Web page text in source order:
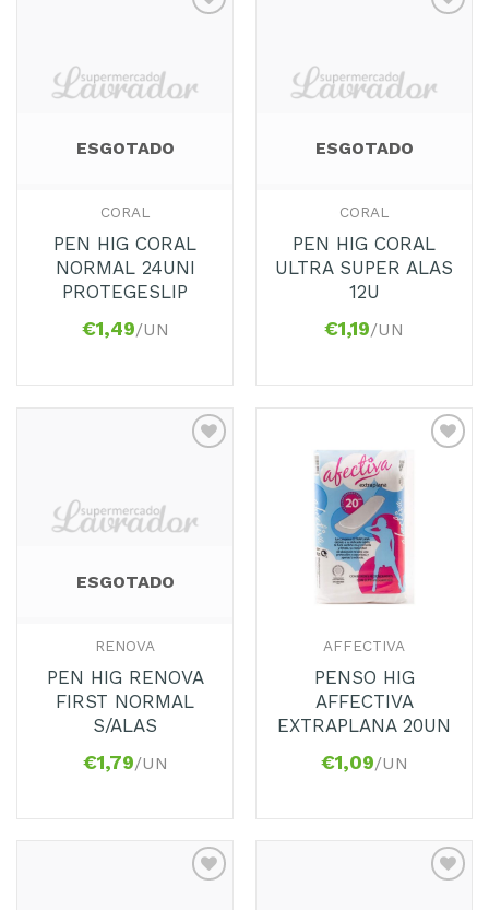
Favoritos
ESGOTADO
CORAL
PEN HIG CORAL
NORMAL 24UNI
PROTEGESLIP
€1,49/UN
Favoritos
ESGOTADO
CORAL
PEN HIG CORAL
ULTRA SUPER ALAS
12U
€1,19/UN
Favoritos
ESGOTADO
RENOVA
PEN HIG RENOVA
FIRST NORMAL
S/ALAS
€1,79/UN
Adicionar
Favoritos
AFFECTIVA
PENSO HIG
AFFECTIVA
EXTRAPLANA 20UN
€1,09/UN